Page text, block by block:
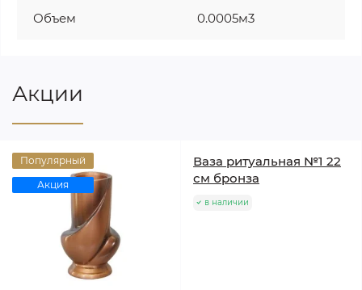
Объем 0.0005м3
Акции
Популярный
Акция
Ваза ритуальная №1 22
см бронза
в наличии